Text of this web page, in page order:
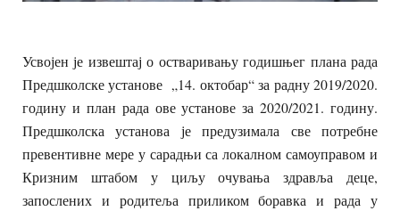
Усвојен је извештај о остваривању годишњег плана рада
Предшколске установе „14. октобар“ за радну 2019/2020.
годину и план рада ове установе за 2020/2021. годину.
Предшколска установа је предузимала све потребне
превентивне мере у сарадњи са локалном самоуправом и
Кризним штабом у циљу очувања здравља деце,
запослених и родитеља приликом боравка и рада у